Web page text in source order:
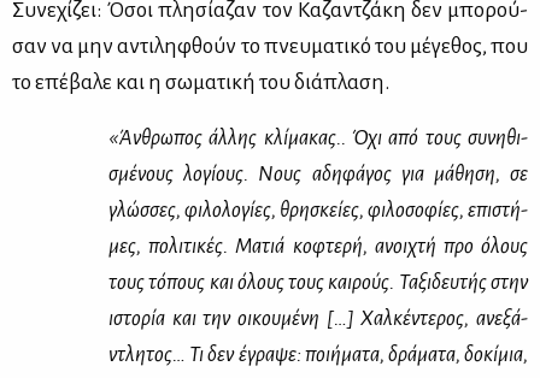
Συ­νε­χί­ζει: Όσοι πλη­σί­α­ζαν τον Κα­ζαν­τζά­κη δεν μπο­ρού­
σαν να μην αντι­λη­φθούν το πνευ­μα­τι­κό του μέ­γε­θος, που
το επέ­βα­λε και η σω­μα­τι­κή του διά­πλα­ση.
«Άν­θρω­πος άλ­λης κλί­μα­κας.. Όχι από τους συ­νη­θι­
σμέ­νους λο­γί­ους. Νους αδη­φά­γος για μά­θη­ση, σε
γλώσ­σες, φι­λο­λο­γί­ες, θρη­σκεί­ες, φι­λο­σο­φί­ες, επι­στή­
μες, πο­λι­τι­κές. Μα­τιά κο­φτε­ρή, ανοι­χτή προ όλους
τους τό­πους και όλους τους και­ρούς. Τα­ξι­δευ­τής στην
ιστο­ρία και την οι­κου­μέ­νη […] Χαλ­κέ­ντε­ρος, ανε­ξά­
ντλη­τος… Τι δεν έγρα­ψε: ποι­ή­μα­τα, δρά­μα­τα, δο­κί­μια,